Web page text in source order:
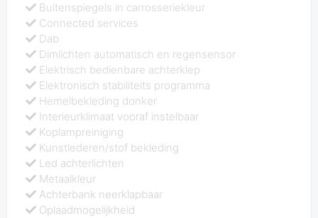
Buitenspiegels in carrosseriekleur
Connected services
Dab
Dimlichten automatisch en regensensor
Elektrisch bedienbare achterklep
Elektronisch stabiliteits programma
Hemelbekleding donker
Interieurklimaat vooraf instelbaar
Koplampreiniging
Kunstlederen/stof bekleding
Led achterlichten
Metaalkleur
Achterbank neerklapbaar
Oplaadmogelijkheid